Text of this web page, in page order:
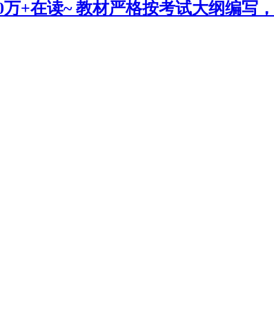
+在读~ 教材严格按考试大纲编写